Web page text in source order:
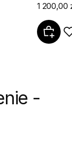
1 200,00
-